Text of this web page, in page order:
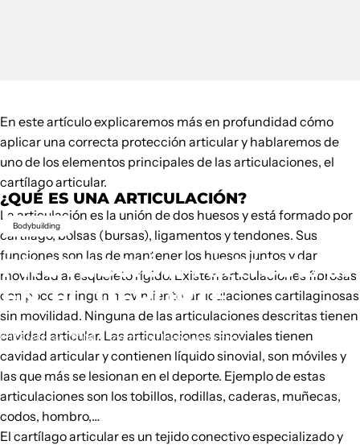
Bodybuilding
PROTECCIÓN ARTICULAR
EN EL DEPORTE
13 febbraio 2014 scritto daUnknown Author
En este artículo explicaremos más en profundidad cómo
aplicar una correcta protección articular y hablaremos de
uno de los elementos principales de las articulaciones, el
cartílago articular.
¿QUÉ ES UNA ARTICULACIÓN?
La articulación es la unión de dos huesos y está formado por
cartílago, bolsas (bursas), ligamentos y tendones. Sus
funciones son las de mantener los huesos juntos y dar
movilidad al esqueleto rígido. Existen articulaciones fibrosas
con poco o ningún movimiento, articulaciones cartilaginosas
sin movilidad. Ninguna de las articulaciones descritas tienen
cavidad articular. Las articulaciones sinoviales tienen
cavidad articular y contienen líquido sinovial, son móviles y
las que más se lesionan en el deporte. Ejemplo de estas
articulaciones son los tobillos, rodillas, caderas, muñecas,
codos, hombro,…
El cartílago articular es un tejido conectivo especializado y